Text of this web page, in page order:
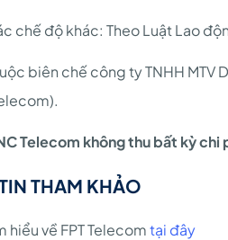
chế độ khác: Theo Luật Lao
biên chế công ty TNHH MTV
Telecom không thu bất kỳ
THAM KHẢO
hiểu về FPT Telecomtại đây